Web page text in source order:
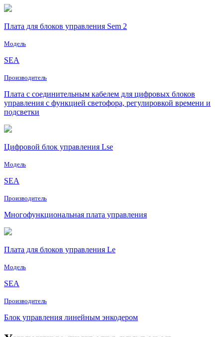
Плата для блоков управления Sem 2
Модель
SEA
Производитель
Плата с соединительным кабелем для цифровых блоков
управления с функцией светофора, регулировкой времени и
подсветки
Цифровой блок управления Lse
Модель
SEA
Производитель
Многофункциональная плата управления
Плата для блоков управления Le
Модель
SEA
Производитель
Блок управления линейным энкодером